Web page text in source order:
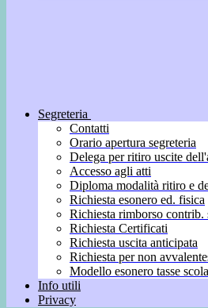
Segreteria
Contatti
Orario apertura segreteria
Delega per ritiro uscite
Accesso agli atti
Diploma modalità ritiro e
Richiesta esonero ed. fisica
Richiesta rimborso contrib.
Richiesta Certificati
Richiesta uscita anticipata
Richiesta per non
Modello esonero tasse
Info utili
Privacy